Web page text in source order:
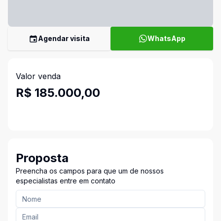
Agendar visita WhatsApp
Valor venda
R$ 185.000,00
Proposta
Preencha os campos para que um de nossos
especialistas entre em contato